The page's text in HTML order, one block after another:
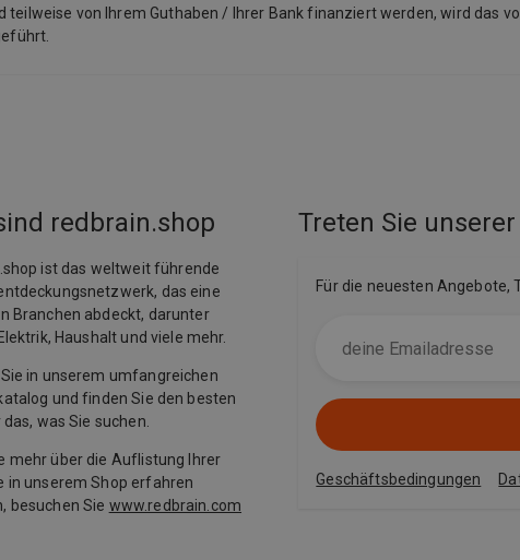
von Ihrem Guthaben / Ihrer Bank finanziert werden, wird das
redbrain.shop
ist das weltweit führende
das eine
Branchen abdeckt, darunter
Haushalt und viele mehr.
in unserem umfangreichen
und finden Sie den besten
was Sie suchen.
mehr über die Auflistung Ihrer
in unserem Shop erfahren
besuchen Sie www.redbrain.com
Treten Sie
Für die neuesten Angebote,
Geschäftsbedingungen